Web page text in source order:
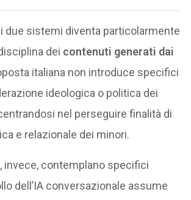
due sistemi diventa particolarmente
dei contenuti generati dai
italiana non introduce specifici
ideologica o politica dei
nel perseguire finalità di
e relazionale dei minori.
invece, contemplano specifici
dell’IA conversazionale assume